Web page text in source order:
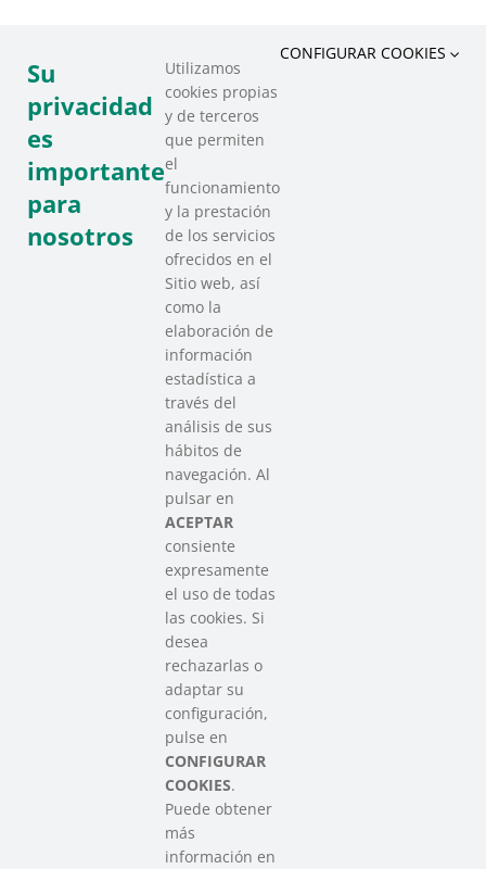
Recursos
SAREEN SAREA
Asociación que agrupa a las redes
del Tercer Sector Social en Euskadi
Contacto
info@sareensarea.eu
Iparraguirre, 9 lonja – 48009 Bilbao
946 569 230
Colabora
Su
privacidad
es
importante
para
nosotros
Utilizamos
cookies propias
y de terceros
que permiten
el
funcionamiento
y la prestación
de los servicios
ofrecidos en el
Sitio web, así
como la
elaboración de
información
estadística a
través del
análisis de sus
hábitos de
navegación. Al
pulsar en
ACEPTAR
consiente
expresamente
el uso de todas
las cookies. Si
desea
rechazarlas o
adaptar su
configuración,
pulse en
CONFIGURAR
COOKIES.
Puede obtener
más
información en
CONFIGURAR COOKIES